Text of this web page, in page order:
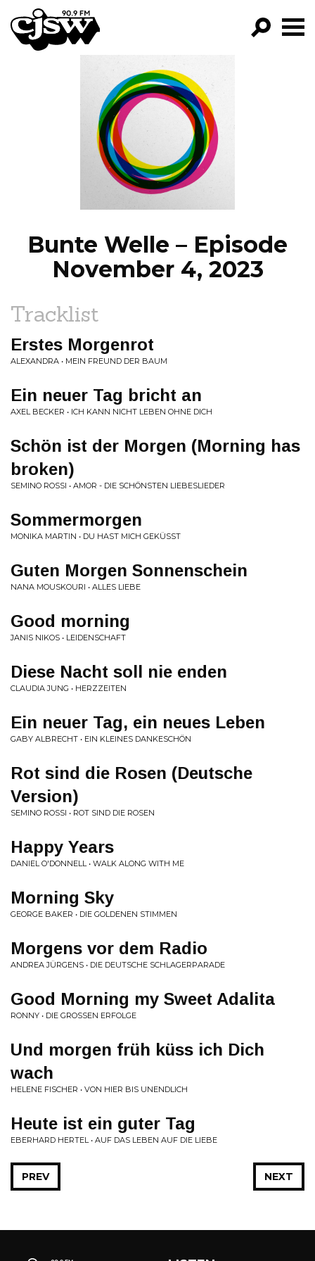
CJSW
FILTER BY:
PROGRAMS
EPISODES
NEWS
Bunte Welle – Episode
November 4, 2023
Tracklist
Erstes Morgenrot
ALEXANDRA • MEIN FREUND DER BAUM
Ein neuer Tag bricht an
AXEL BECKER • ICH KANN NICHT LEBEN OHNE DICH
Schön ist der Morgen (Morning has
broken)
SEMINO ROSSI • AMOR - DIE SCHÖNSTEN LIEBESLIEDER
Sommermorgen
MONIKA MARTIN • DU HAST MICH GEKÜSST
Guten Morgen Sonnenschein
NANA MOUSKOURI • ALLES LIEBE
Good morning
JANIS NIKOS • LEIDENSCHAFT
Diese Nacht soll nie enden
CLAUDIA JUNG • HERZZEITEN
Ein neuer Tag, ein neues Leben
GABY ALBRECHT • EIN KLEINES DANKESCHÖN
Rot sind die Rosen (Deutsche
Version)
SEMINO ROSSI • ROT SIND DIE ROSEN
Happy Years
DANIEL O'DONNELL • WALK ALONG WITH ME
Morning Sky
GEORGE BAKER • DIE GOLDENEN STIMMEN
Morgens vor dem Radio
ANDREA JÜRGENS • DIE DEUTSCHE SCHLAGERPARADE
Good Morning my Sweet Adalita
RONNY • DIE GROSSEN ERFOLGE
Und morgen früh küss ich Dich
wach
HELENE FISCHER • VON HIER BIS UNENDLICH
Heute ist ein guter Tag
EBERHARD HERTEL • AUF DAS LEBEN AUF DIE LIEBE
NEXT
PREV